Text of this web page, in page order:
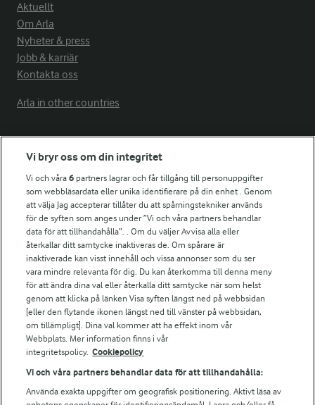
Aktuellt
Om Arla
Nyheter & press
Jobb & karriär
Kontakta oss
Arla in other countries
Fler Arlasajter
För ägare
Arlas kundportal
Arla.com
Falbygdens Ost
Arla webbshop
Bildbank
Följ oss
Vi bryr oss om din integritet
Vi och våra6 partners lagrar och får tillgång till personuppgifter
som webbläsardata eller unika identifierare på din enhet . Genom
att välja Jag accepterar tillåter du att spårningstekniker används
för de syften som anges under ”Vi och våra partners behandlar
data för att tillhandahålla”. . Om du väljer Avvisa alla eller
återkallar ditt samtycke inaktiveras de. Om spårare är
inaktiverade kan visst innehåll och vissa annonser som du ser
vara mindre relevanta för dig. Du kan återkomma till denna meny
för att ändra dina val eller återkalla ditt samtycke när som helst
genom att klicka på länken Visa syften längst ned på webbsidan
[eller den flytande ikonen längst ned till vänster på webbsidan,
om tillämpligt]. Dina val kommer att ha effekt inom vår
Webbplats. Mer information finns i vår
integritetspolicy. Cookiepolicy
Vi och våra partners behandlar data för att tillhandahålla:
Använda exakta uppgifter om geografisk positionering. Aktivt läsa av